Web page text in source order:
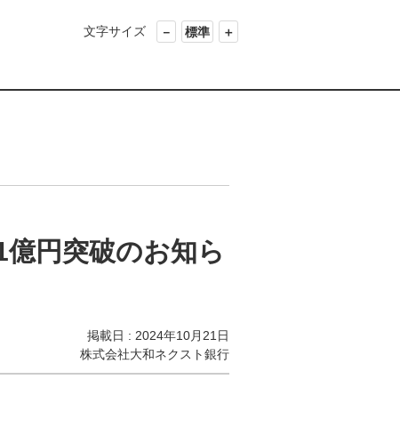
文字サイズ － 標準 ＋
円突破のお知ら
掲載日 : 2024年10月21日
株式会社大和ネクスト銀行